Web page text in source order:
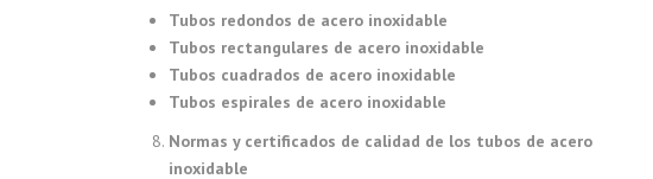
Tubos redondos de acero inoxidable
Tubos rectangulares de acero inoxidable
Tubos cuadrados de acero inoxidable
Tubos espirales de acero inoxidable
Normas y certificados de calidad de los tubos de acero
inoxidable